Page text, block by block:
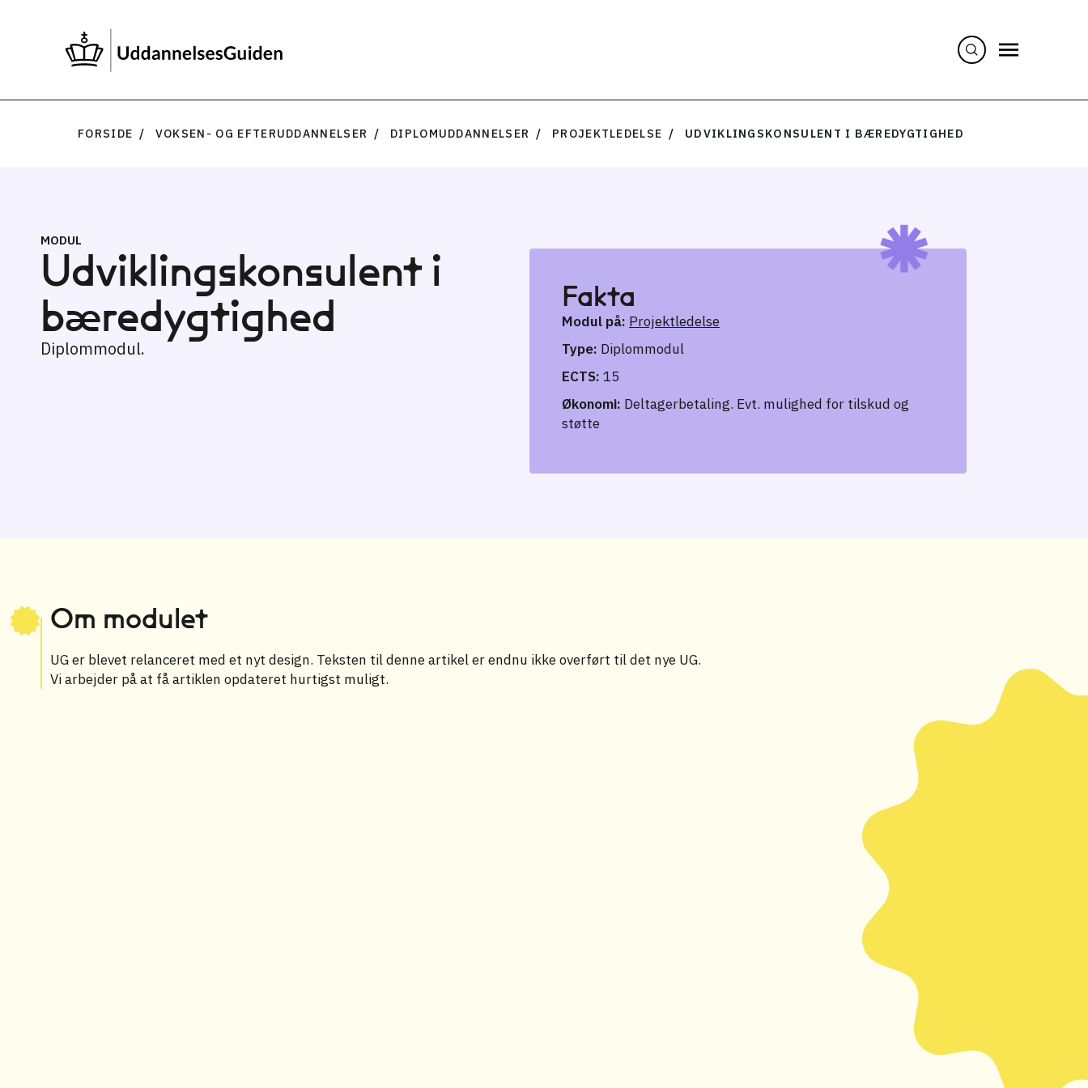
FORSIDE VOKSEN- OG EFTERUDDANNELSER DIPLOMUDDANNELSER PROJEKTLEDELSE UDVIKLINGSKONSULENT I BÆREDYGTIGHED
MODUL
Udviklingskonsulent i
bæredygtighed
Diplommodul.
Fakta
Modul på: Projektledelse
Type: Diplommodul
ECTS: 15
Økonomi: Deltagerbetaling. Evt. mulighed for tilskud og
støtte
Om modulet
UG er blevet relanceret med et nyt design. Teksten til denne artikel er endnu ikke overført til det nye UG.
Vi arbejder på at få artiklen opdateret hurtigst muligt.